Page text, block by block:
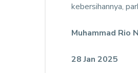
kebersihannya,
Muhammad Rio
28 Jan 2025